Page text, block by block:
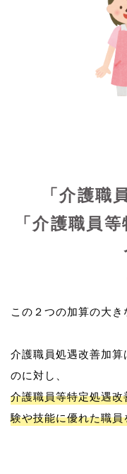
「介護職
「介護職員
この２つの加算の大き
介護職員処遇改善加
介護職員等特定処遇
験や技能に優れた職